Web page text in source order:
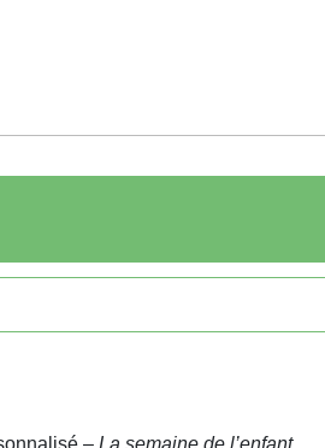
– La semaine de l’enfant